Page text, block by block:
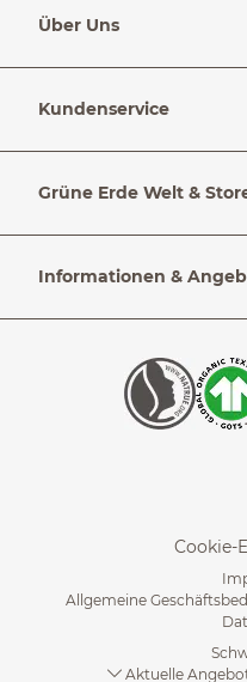
Über Uns
Kundenservice
Grüne Erde Welt &
Informationen &
Aktuelle
Cookie-
Allgemeine